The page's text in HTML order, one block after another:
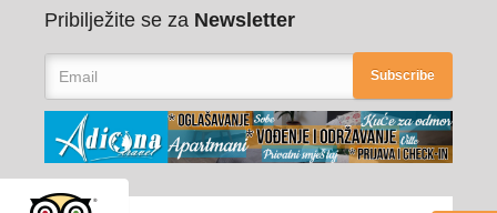
Pribilježite se za Newsletter
Subscribe